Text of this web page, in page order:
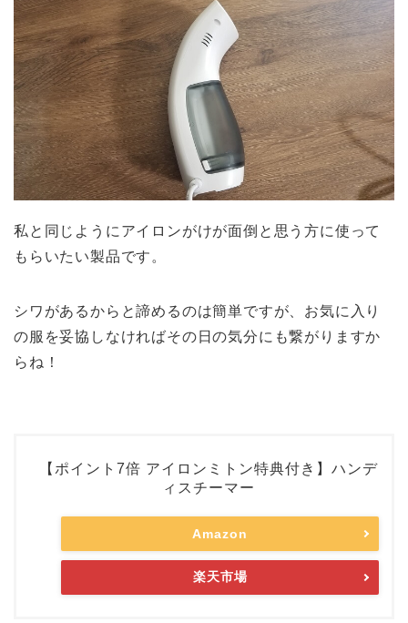
私と同じようにアイロンがけが面倒と思う方に使って
もらいたい製品です。
シワがあるからと諦めるのは簡単ですが、お気に入り
の服を妥協しなければその日の気分にも繋がりますか
らね！
【ポイント7倍 アイロンミトン特典付き】ハンデ
ィスチーマー
Amazon
楽天市場